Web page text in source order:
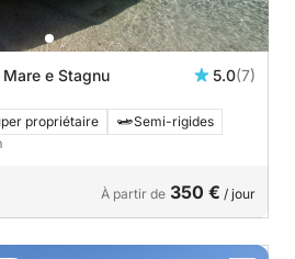
e Stagnu 5.0(7)
propriétaire
Semi-rigides
À partir de 350 € / jour